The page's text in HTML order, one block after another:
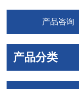
产品咨询
产品分类